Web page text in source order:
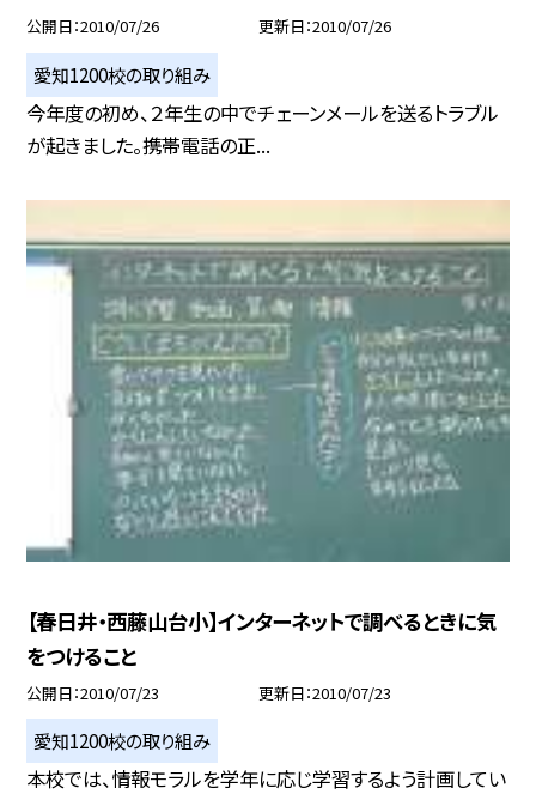
公開日 2010/07/26 更新日 2010/07/26
愛知1200校の取り組み
今年度の初め、２年生の中でチェーンメールを送るトラブル
が起きました。携帯電話の正...
【春日井・西藤山台小】インターネットで調べるときに気
をつけること
公開日 2010/07/23 更新日 2010/07/23
愛知1200校の取り組み
本校では、情報モラルを学年に応じ学習するよう計画してい